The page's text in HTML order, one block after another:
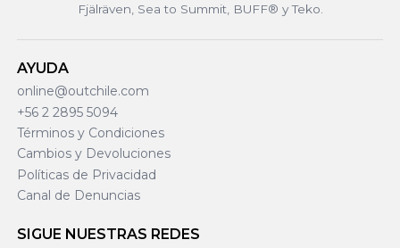
Fjälräven, Sea to Summit, BUFF® y Teko.
AYUDA
online@outchile.com
+56 2 2895 5094
Términos y Condiciones
Cambios y Devoluciones
Políticas de Privacidad
Canal de Denuncias
SIGUE NUESTRAS REDES